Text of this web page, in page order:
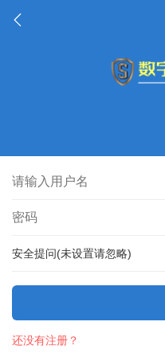
安全提问(未设置请忽略)
还没有注册？